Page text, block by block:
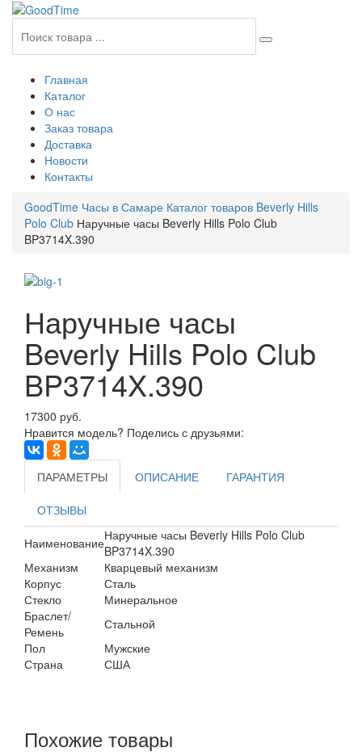
Главная
Каталог
О нас
Заказ товара
Доставка
Новости
Контакты
GoodTime Часы в Самаре Каталог товаров Beverly Hills
Polo Club Наручные часы Beverly Hills Polo Club
BP3714X.390
Наручные часы
Beverly Hills Polo Club
BP3714X.390
17300 руб.
Нравится модель? Поделись с друзьями:
ПАРАМЕТРЫ ОПИСАНИЕ ГАРАНТИЯ
ОТЗЫВЫ
НаименованиеНаручные часы Beverly Hills Polo Club
BP3714X.390
Механизм
Кварцевый механизм
Корпус
Сталь
Стекло
Минеральное
Браслет/
Ремень
Стальной
Пол
Мужские
Страна
США
Похожие товары